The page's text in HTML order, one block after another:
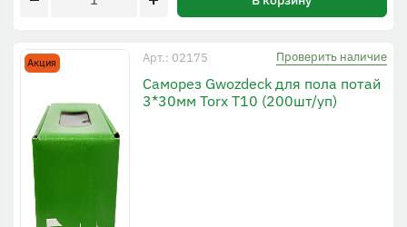
Акция Арт.: 02175 Проверить наличие
Саморез Gwozdeck для пола потай
3*30мм Torx Т10 (200шт/уп)